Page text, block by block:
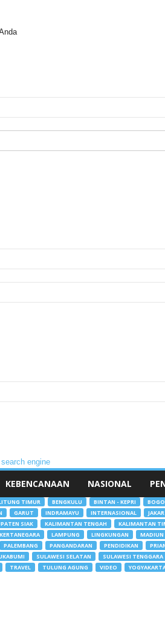
KEBENCANAAN NASIONAL
TIMUR BENGKULU BINTAN - KEPRI
GARUT INDRAMAYU INTERNASIONAL
SIAK KALIMANTAN TENGAH KALIMANTAN
LAMPUNG LINGKUNGAN MADIUN
PALEMBANG PANGANDARAN PENDIDIKAN
SULAWESI SELATAN SULAWESI TENGGARA
TRAVEL TULUNG AGUNG VIDEO